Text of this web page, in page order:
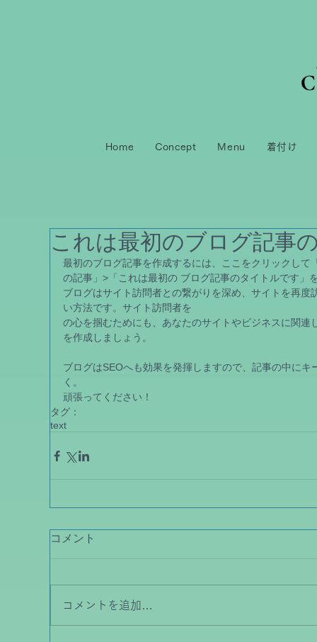
Home Concept Menu 着付け
これは最初のブログ記事
最初のブログ記事を作成するには、ここをクリックして
の記事」>「これは最初の ブログ記事のタイトルです」
ブログはサイト訪問者との繋がりを深め、サイトを再度
い方法です。サイト訪問者を
の心を掴むためにも、あなたのサイトやビジネスに関連
を作成しましょう。
ブログはSEOへも効果を発揮しますので、記事の中にキ
く。
頑張ってください！
タグ：
text
コメント
コメントを追加…